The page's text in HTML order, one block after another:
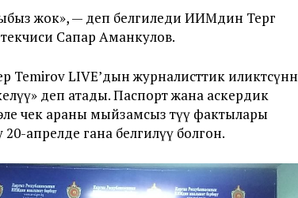
жок», — деп белгиледи ИИМдин Тергөө
Сапар Аманкулов.
LIVE’дын журналисттик иликтөөсүнөн
деп атады. Паспорт жана аскердик
чек араны мыйзамсыз өтүү фактылары
апрелде гана белгилүү болгон.